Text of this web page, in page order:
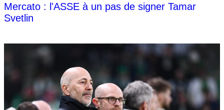
Mercato : l'ASSE à un pas de signer Tamar
Svetlin